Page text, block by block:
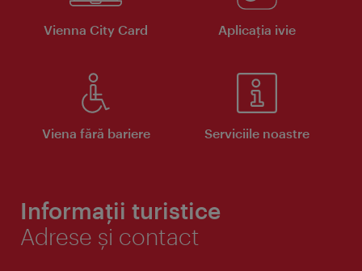
Vienna City Card Aplicaţia ivie
Viena fără bariere Serviciile noastre
Informații turistice
Adrese și contact